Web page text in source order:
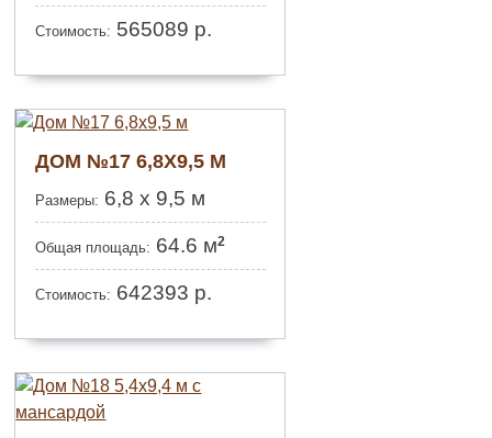
Стоимость: 565089 р.
ДОМ №17 6,8Х9,5 М
Размеры: 6,8 х 9,5 м
Общая площадь: 64.6 м2
Стоимость: 642393 р.